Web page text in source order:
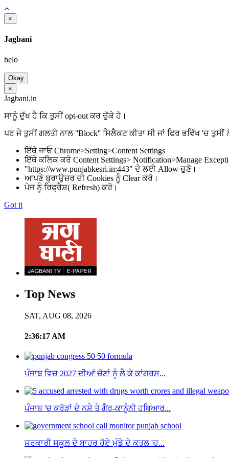
×
Jagbani
helo
Okay
×
Jagbani.in
ਸਾਨੂੰ ਦੁੱਖ ਹੈ ਕਿ ਤੁਸੀਂ opt-out ਕਰ ਚੁੱਕੇ ਹੋ।
ਪਰ ਜੇ ਤੁਸੀਂ ਗਲਤੀ ਨਾਲ ''Block'' ਸਿਲੈਕਟ ਕੀਤਾ ਸੀ ਜਾਂ ਫਿਰ ਭਵਿੱਖ 'ਚ
ਇੱਥੇ ਜਾਓ Chrome>Setting>Content Settings
ਇੱਥੇ ਕਲਿਕ ਕਰੋ Content Settings> Notification>Manage
"https://www.punjabkesri.in:443" ਦੇ ਲਈ Allow ਚੁਣੋ।
ਆਪਣੇ ਬ੍ਰਾਉਜ਼ਰ ਦੀ Cookies ਨੂੰ Clear ਕਰੋ।
ਪੇਜ ਨੂੰ ਰਿਫ੍ਰੈਸ਼( Refresh) ਕਰੋ।
Got it
Top News
SAT, AUG 08, 2026
2:36:17 AM
ਪੰਜਾਬ ਵਿਚ 2027 ਦੀਆਂ ਚੋਣਾਂ ਨੂੰ ਲੈ ਕੇ ਕਾਂਗਰਸ...
ਪੰਜਾਬ 'ਚ ਕਰੋੜਾਂ ਦੇ ਨਸ਼ੇ ਤੇ ਗੈਰ-ਕਾਨੂੰਨੀ ਹਥਿਆਰ...
ਸਰਕਾਰੀ ਸਕੂਲ ਦੇ ਬਾਹਰ ਹੋਏ ਮੁੰਡੇ ਦੇ ਕਤਲ 'ਚ...